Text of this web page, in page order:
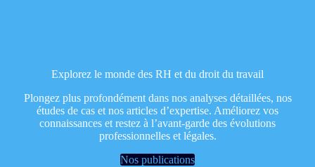
Explorez le monde des RH et du droit du travail
Plongez plus profondément dans nos analyses détaillées, nos
études de cas et nos articles d’expertise. Améliorez vos
connaissances et restez à l’avant-garde des évolutions
professionnelles et légales.
Nos publications